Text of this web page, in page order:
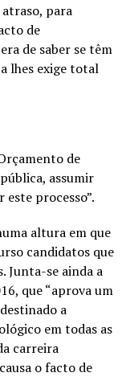
para
de
de saber se têm
lhes exige total
de
assumir
processo”.
altura em que
candidatos que
Junta-se ainda a
que “aprova um
a
em todas as
carreira
o facto de